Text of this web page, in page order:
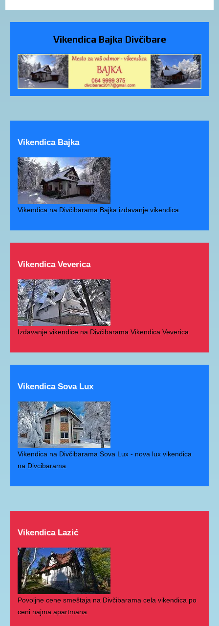
Vikendica Bajka Divčibare
Vikendica Bajka
Vikendica na Divčibarama Bajka izdavanje vikendica
Vikendica Veverica
Izdavanje vikendice na Divčibarama Vikendica Veverica
Vikendica Sova Lux
Vikendica na Divčibarama Sova Lux - nova lux vikendica
na Divcibarama
Vikendica Lazić
Povoljne cene smeštaja na Divčibarama cela vikendica po
ceni najma apartmana